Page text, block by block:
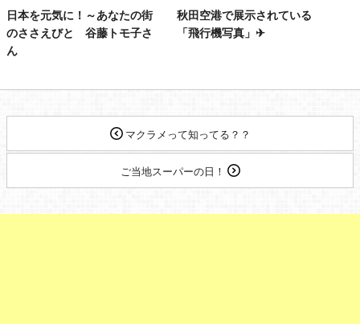
日本を元気に！～あなたの街
のささえびと 谷藤トモ子さ
ん
秋田空港で展示されている
「飛行機写真」✈
マクラメって知ってる？？
ご当地スーパーの日！